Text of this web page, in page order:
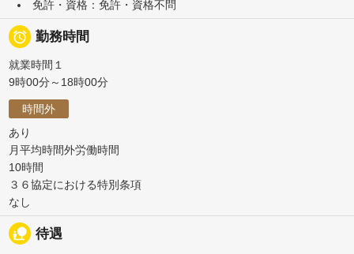
免許・資格：免許・資格不問
 勤務時間
就業時間１
9時00分～18時00分
時間外
あり
月平均時間外労働時間
10時間
３６協定における特別条項
なし
nature_people 待遇